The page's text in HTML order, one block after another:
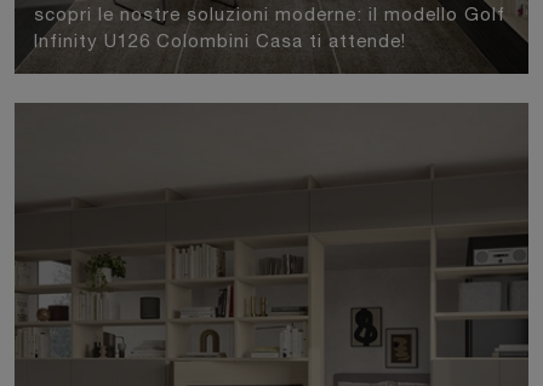
scopri le nostre soluzioni moderne: il modello Golf
Infinity U126 Colombini Casa ti attende!